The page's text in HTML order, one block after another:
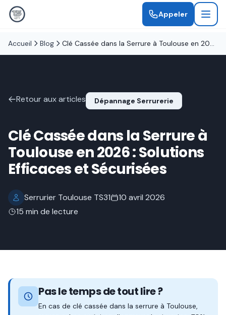
Appeler
Accueil Blog Clé Cassée dans la Serrure à Toulouse en 2026 : Solutions Efficaces et Sécurisées
Retour aux articles Dépannage Serrurerie
Clé Cassée dans la Serrure à
Toulouse en 2026 : Solutions
Efficaces et Sécurisées
Serrurier Toulouse TS31
10 avril 2026
15 min de lecture
Pas le temps de tout lire ?
En cas de clé cassée dans la serrure à Toulouse,